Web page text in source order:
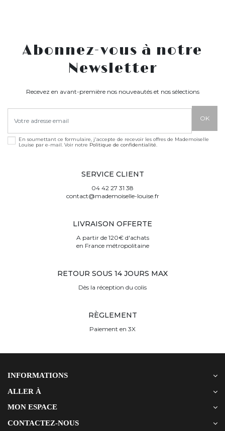
Abonnez-vous à notre
Newsletter
Recevez en avant-première nos nouveautés et nos sélections
En soumettant ce formulaire, j'accepte de recevoir les offres de Mademoiselle
Louise par e-mail. Voir notre Politique de confidentialité.
SERVICE CLIENT
04 42 27 31 38
contact@mademoiselle-louise.fr
LIVRAISON OFFERTE
A partir de 120€ d'achats
en France métropolitaine
RETOUR SOUS 14 JOURS MAX
Dès la réception du colis
RÈGLEMENT
Paiement en 3X
INFORMATIONS
ALLER À
MON ESPACE
CONTACTEZ-NOUS